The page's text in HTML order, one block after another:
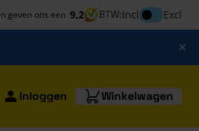
geven ons een 9,2 BTW:InclInclusief btw
Excl
Inloggen Winkelwagen